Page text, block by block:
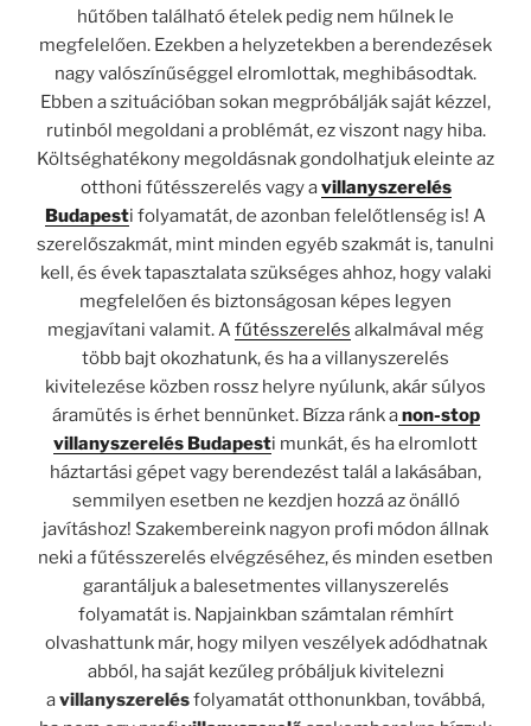
hűtőben található ételek pedig nem hűlnek le
megfelelően. Ezekben a helyzetekben a berendezések
nagy valószínűséggel elromlottak, meghibásodtak.
Ebben a szituációban sokan megpróbálják saját kézzel,
rutinból megoldani a problémát, ez viszont nagy hiba.
Költséghatékony megoldásnak gondolhatjuk eleinte az
otthoni fűtésszerelés vagy avillanyszerelés
Budapesti folyamatát, de azonban felelőtlenség is! A
szerelőszakmát, mint minden egyéb szakmát is, tanulni
kell, és évek tapasztalata szükséges ahhoz, hogy valaki
megfelelően és biztonságosan képes legyen
megjavítani valamit. Afűtésszerelés alkalmával még
több bajt okozhatunk, és ha a villanyszerelés
kivitelezése közben rossz helyre nyúlunk, akár súlyos
áramütés is érhet bennünket. Bízza ránk anon-stop
villanyszerelés Budapesti munkát, és ha elromlott
háztartási gépet vagy berendezést talál a lakásában,
semmilyen esetben ne kezdjen hozzá az önálló
javításhoz! Szakembereink nagyon profi módon állnak
neki a fűtésszerelés elvégzéséhez, és minden esetben
garantáljuk a balesetmentes villanyszerelés
folyamatát is. Napjainkban számtalan rémhírt
olvashattunk már, hogy milyen veszélyek adódhatnak
abból, ha saját kezűleg próbáljuk kivitelezni
avillanyszerelésfolyamatát otthonunkban, továbbá,